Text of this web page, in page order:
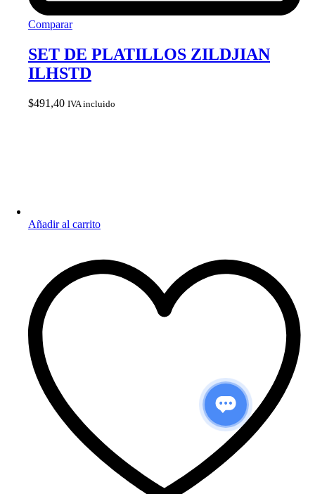
Comparar
SET DE PLATILLOS ZILDJIAN
ILHSTD
$491,40 IVA incluido
Añadir al carrito